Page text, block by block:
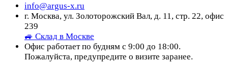
info@argus-x.ru
г. Москва, ул. Золоторожский Вал, д. 11, стр. 22, офис
239
🚙 Склад в Москве
Офис работает по будням с 9:00 до 18:00.
Пожалуйста, предупредите о визите заранее.